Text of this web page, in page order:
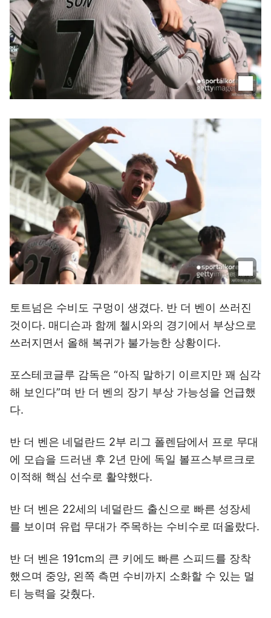
토트넘은 수비도 구멍이 생겼다. 반 더 벤이 쓰러진
것이다. 매디슨과 함께 첼시와의 경기에서 부상으로
쓰러지면서 올해 복귀가 불가능한 상황이다.
포스테코글루 감독은 “아직 말하기 이르지만 꽤 심각
해 보인다”며 반 더 벤의 장기 부상 가능성을 언급했
다.
반 더 벤은 네덜란드 2부 리그 폴렌담에서 프로 무대
에 모습을 드러낸 후 2년 만에 독일 볼프스부르크로
이적해 핵심 선수로 활약했다.
반 더 벤은 22세의 네덜란드 출신으로 빠른 성장세
를 보이며 유럽 무대가 주목하는 수비수로 떠올랐다.
반 더 벤은 191cm의 큰 키에도 빠른 스피드를 장착
했으며 중앙, 왼쪽 측면 수비까지 소화할 수 있는 멀
티 능력을 갖췄다.